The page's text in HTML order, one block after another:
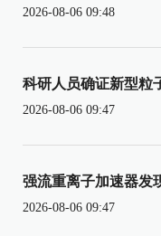
2026-08-06 09:48
科研人员确证新型粒
2026-08-06 09:47
强流重离子加速器发
2026-08-06 09:47